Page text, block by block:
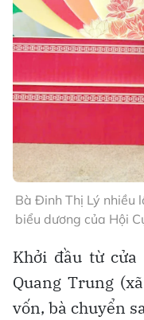
Bà Đinh Thị Lý nhiều
biểu dương của Hội
Khởi đầu từ
Quang Trung
vốn, bà chuyển